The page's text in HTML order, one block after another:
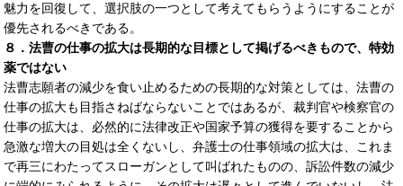
魅力を回復して、選択肢の一つとして考えてもらうようにすることが
優先されるべきである。
８．法曹の仕事の拡大は長期的な目標として掲げるべきもので、特効
薬ではない
法曹志願者の減少を食い止めるための長期的な対策としては、法曹の
仕事の拡大も目指さねばならないことではあるが、裁判官や検察官の
仕事の拡大は、必然的に法律改正や国家予算の獲得を要することから
急激な増大の目処は全くないし、弁護士の仕事領域の拡大は、これま
で再三にわたってスローガンとして叫ばれたものの、訴訟件数の減少